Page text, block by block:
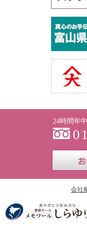
24時間年
会社